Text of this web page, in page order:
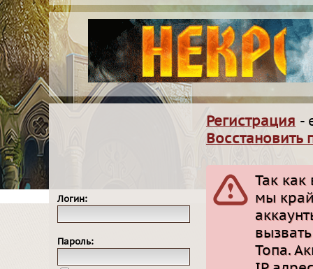
Логин:
Пароль:
Регистрация -
Восстановить
Так как
мы
Топа.